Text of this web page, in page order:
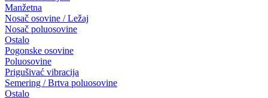
Manžetna
Nosač osovine / Ležaj
Nosač poluosovine
Ostalo
Pogonske osovine
Poluosovine
Prigušivać vibracija
Semering / Brtva poluosovine
Ostalo